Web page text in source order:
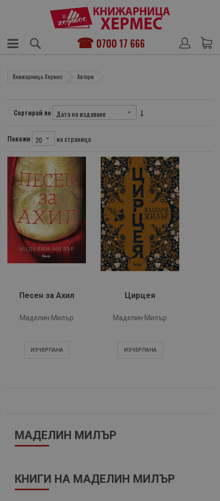
0700 17 666
Книжарница Хермес Автори
Сортирай по
Покажи на страница
Песен за Ахил
Маделин Милър
ИЗЧЕРПАНA
Цирцея
Маделин Милър
ИЗЧЕРПАНA
МАДЕЛИН МИЛЪР
КНИГИ НА МАДЕЛИН МИЛЪР